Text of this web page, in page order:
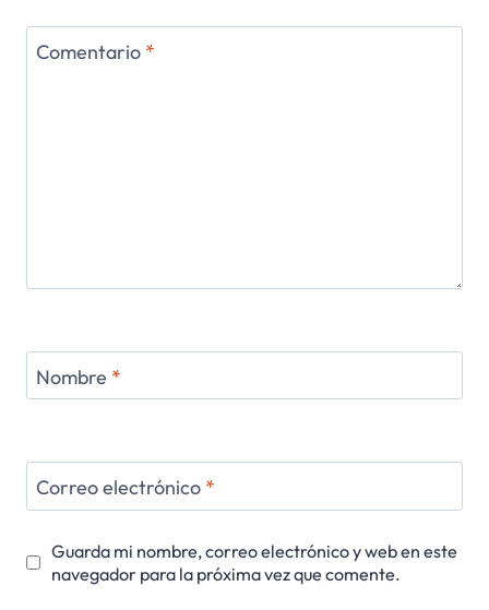
Comentario *
Nombre *
Correo electrónico *
Guarda mi nombre, correo electrónico y web en este
navegador para la próxima vez que comente.